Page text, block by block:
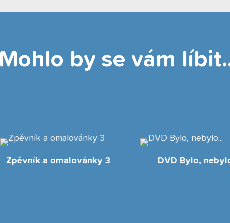
Mohlo by se vám
DVD Bylo, nebylo... USB Zpívej s námi